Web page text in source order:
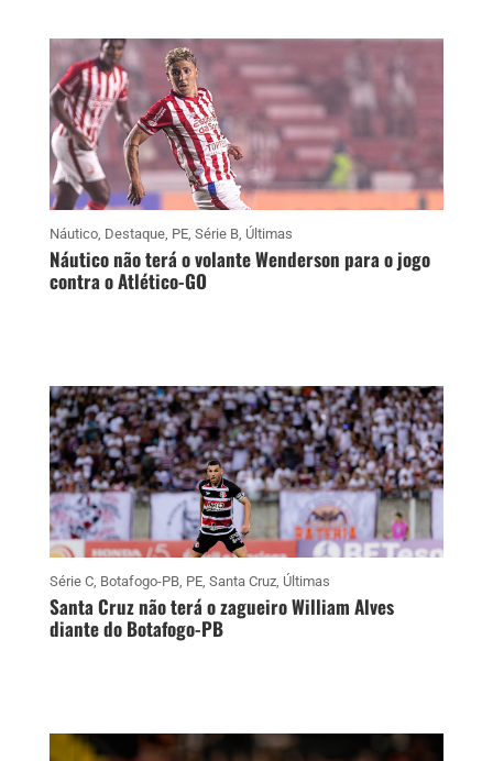
Náutico, Destaque, PE, Série B, Últimas
Náutico não terá o volante Wenderson para o jogo
contra o Atlético-GO
Série C, Botafogo-PB, PE, Santa Cruz, Últimas
Santa Cruz não terá o zagueiro William Alves
diante do Botafogo-PB